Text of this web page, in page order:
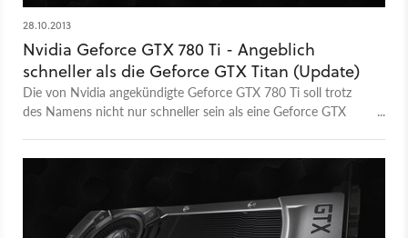
28.10.2013
Nvidia Geforce GTX 780 Ti - Angeblich
schneller als die Geforce GTX Titan (Update)
Die von Nvidia angekündigte Geforce GTX 780 Ti soll trotz
des Namens nicht nur schneller sein als eine Geforce GTX